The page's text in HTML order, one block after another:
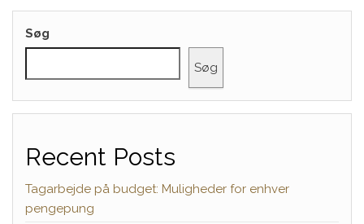
Søg
Søg
Recent Posts
Tagarbejde på budget: Muligheder for enhver
pengepung